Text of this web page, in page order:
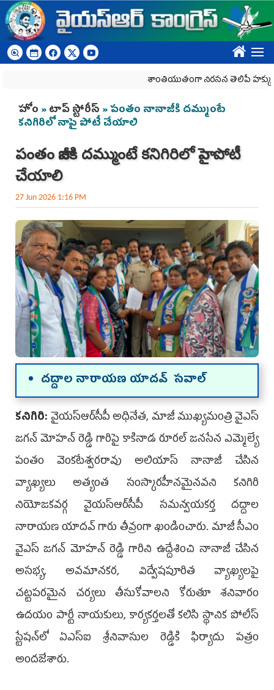
Skip to main content
????
శాంతియుతంగా నిరసన తెలిపే హక్కును
You are here
హోం »టాప్ స్టోరీస్» పంతం నానాజీకి దమ్ముంటే
కనిగిరిలో నాపై పోటీ చేయాలి
పంతం నానాజీకి దమ్ముంటే కనిగిరిలో నాపై పోటీ
చేయాలి
27 Jun 2026 1:16 PM
దద్దాల నారాయణ యాదవ్ స‌వాల్‌
కనిగిరి:వైయ‌స్ఆర్‌సీపీ అధినేత, మాజీ ముఖ్యమంత్రి వైఎస్
జగన్ మోహన్ రెడ్డి గారిపై కాకినాడ రూరల్ జనసేన ఎమ్మెల్యే
పంతం వెంకటేశ్వరరావు అలియాస్ నానాజీ చేసిన
వ్యాఖ్యలు అత్యంత సంస్కారహీనమైనవని కనిగిరి
నియోజకవర్గ వైయ‌స్ఆర్‌సీపీ సమన్వయకర్త దద్దాల
నారాయణ యాదవ్ గారు తీవ్రంగా ఖండించారు. మాజీ సీఎం
వైఎస్ జగన్ మోహన్ రెడ్డి గారిని ఉద్దేశించి నానాజీ చేసిన
అసభ్య, అవమానకర, విద్వేషపూరిత వ్యాఖ్యలపై
చట్టపరమైన చర్యలు తీసుకోవాలని కోరుతూ శనివారం
ఉదయం పార్టీ నాయకులు, కార్యకర్తలతో కలిసి స్థానిక పోలీస్
స్టేషన్‌లో ఏఎస్ఐ శ్రీనివాసుల రెడ్డికి ఫిర్యాదు పత్రం
అందజేశారు.